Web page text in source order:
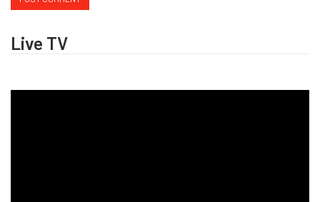
Live TV